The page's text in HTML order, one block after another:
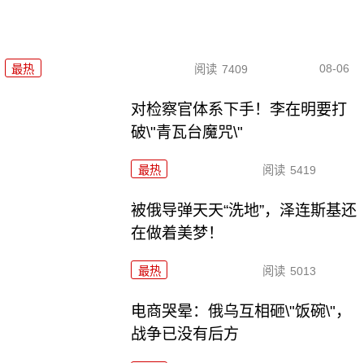
最热 阅读 7409 08-06
对检察官体系下手！李在明要打
破\"青瓦台魔咒\"
最热 阅读 5419
被俄导弹天天“洗地”，泽连斯基还
在做着美梦！
最热 阅读 5013
电商哭晕：俄乌互相砸\"饭碗\"，
战争已没有后方